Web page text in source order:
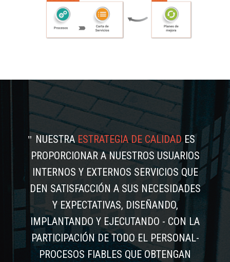
NUESTRAESTRATEGIA DE CALIDADES
PROPORCIONAR A NUESTROS USUARIOS
INTERNOS Y EXTERNOS SERVICIOS QUE
DEN SATISFACCIÓN A SUS NECESIDADES
Y EXPECTATIVAS, DISEÑANDO,
IMPLANTANDO Y EJECUTANDO - CON LA
PARTICIPACIÓN DE TODO EL PERSONAL-
PROCESOS FIABLES QUE OBTENGAN